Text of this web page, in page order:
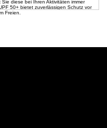
diese bei Ihren Aktivitäten immer
50+ bietet zuverlässigen Schutz vor
Freien.